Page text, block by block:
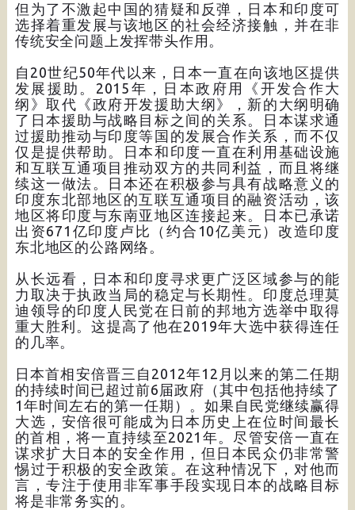
但为了不激起中国的猜疑和反弹，日本和印度可
选择着重发展与该地区的社会经济接触，并在非
传统安全问题上发挥带头作用。
自20世纪50年代以来，日本一直在向该地区提供
发展援助。2015年，日本政府用《开发合作大
纲》取代《政府开发援助大纲》，新的大纲明确
了日本援助与战略目标之间的关系。日本谋求通
过援助推动与印度等国的发展合作关系，而不仅
仅是提供帮助。日本和印度一直在利用基础设施
和互联互通项目推动双方的共同利益，而且将继
续这一做法。日本还在积极参与具有战略意义的
印度东北部地区的互联互通项目的融资活动，该
地区将印度与东南亚地区连接起来。日本已承诺
出资671亿印度卢比（约合10亿美元）改造印度
东北地区的公路网络。
从长远看，日本和印度寻求更广泛区域参与的能
力取决于执政当局的稳定与长期性。印度总理莫
迪领导的印度人民党在日前的邦地方选举中取得
重大胜利。这提高了他在2019年大选中获得连任
的几率。
日本首相安倍晋三自2012年12月以来的第二任期
的持续时间已超过前6届政府（其中包括他持续了
1年时间左右的第一任期）。如果自民党继续赢得
大选，安倍很可能成为日本历史上在位时间最长
的首相，将一直持续至2021年。尽管安倍一直在
谋求扩大日本的安全作用，但日本民众仍非常警
惕过于积极的安全政策。在这种情况下，对他而
言，专注于使用非军事手段实现日本的战略目标
将是非常务实的。